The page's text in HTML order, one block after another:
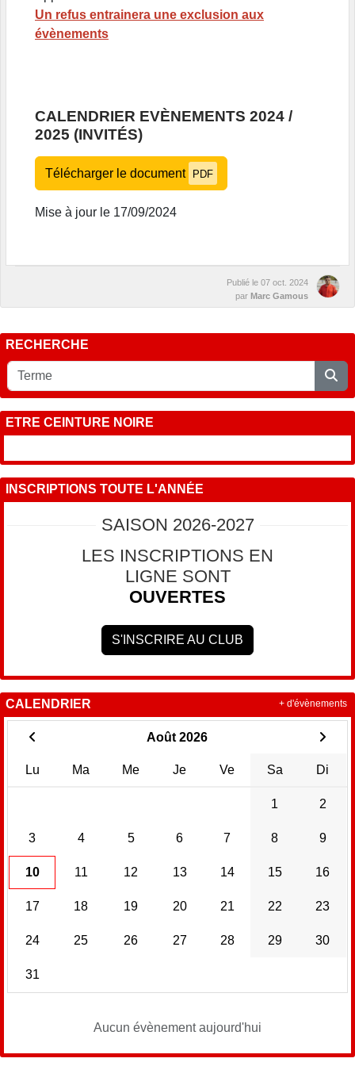
Un refus entrainera une exclusion aux
évènements
CALENDRIER EVÈNEMENTS 2024 /
2025 (INVITÉS)
Télécharger le document PDF
Mise à jour le 17/09/2024
Publié le 07 oct. 2024
par Marc Gamous
RECHERCHE
ETRE CEINTURE NOIRE
INSCRIPTIONS TOUTE L'ANNÉE
SAISON 2026-2027
LES INSCRIPTIONS EN
LIGNE SONT
OUVERTES
S'INSCRIRE AU CLUB
CALENDRIER
Août 2026
Lu Ma Me Je Ve Sa Di
1 2
3 4 5 6 7 8 9
10 11 12 13 14 15 16
17 18 19 20 21 22 23
24 25 26 27 28 29 30
31
Aucun évènement aujourd'hui
+ d'évènements